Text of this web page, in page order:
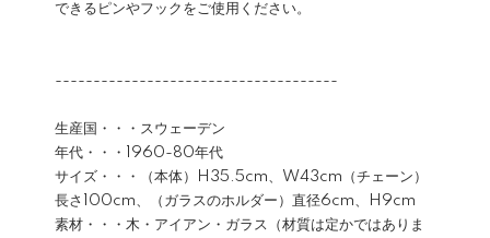
できるピンやフックをご使用ください。
-------------------------------------
生産国・・・スウェーデン
年代・・・1960-80年代
サイズ・・・（本体）H35.5cm、W43cm（チェーン）
長さ100cm、（ガラスのホルダー）直径6cm、H9cm
素材・・・木・アイアン・ガラス（材質は定かではありま